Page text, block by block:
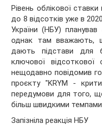
Рівень облікової
до 8 відсотків уже в
України (НБУ)
однак там вважають,
дають підстави для
ключової
нещодавно повідомив
проєкту "KRYM -
передумови для того,
більш швидкими
Запізніла реакція НБУ